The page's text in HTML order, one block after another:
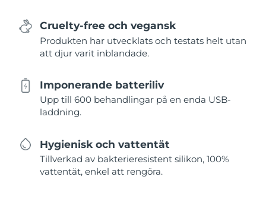
Cruelty-free och vegansk
Produkten har utvecklats och testats helt utan
att djur varit inblandade.
Imponerande batteriliv
Upp till 600 behandlingar på en enda USB-
laddning.
Hygienisk och vattentät
Tillverkad av bakterieresistent silikon, 100%
vattentät, enkel att rengöra.